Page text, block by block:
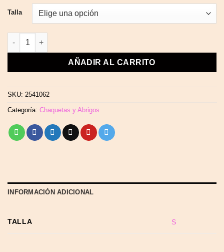
original
era:
actual
es:
Talla
Blazer Cropped Rosa Botón (Se Vende En Conjunto) cantidad
AÑADIR AL CARRITO
SKU: 2541062
Categoría: Chaquetas y Abrigos
INFORMACIÓN ADICIONAL
TALLA S